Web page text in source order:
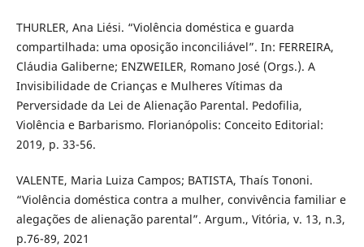
THURLER, Ana Liési. “Violência doméstica e guarda
compartilhada: uma oposição inconciliável”. In: FERREIRA,
Cláudia Galiberne; ENZWEILER, Romano José (Orgs.). A
Invisibilidade de Crianças e Mulheres Vítimas da
Perversidade da Lei de Alienação Parental. Pedofilia,
Violência e Barbarismo. Florianópolis: Conceito Editorial:
2019, p. 33-56.
VALENTE, Maria Luiza Campos; BATISTA, Thaís Tononi.
“Violência doméstica contra a mulher, convivência familiar e
alegações de alienação parental”. Argum., Vitória, v. 13, n.3,
p.76-89, 2021